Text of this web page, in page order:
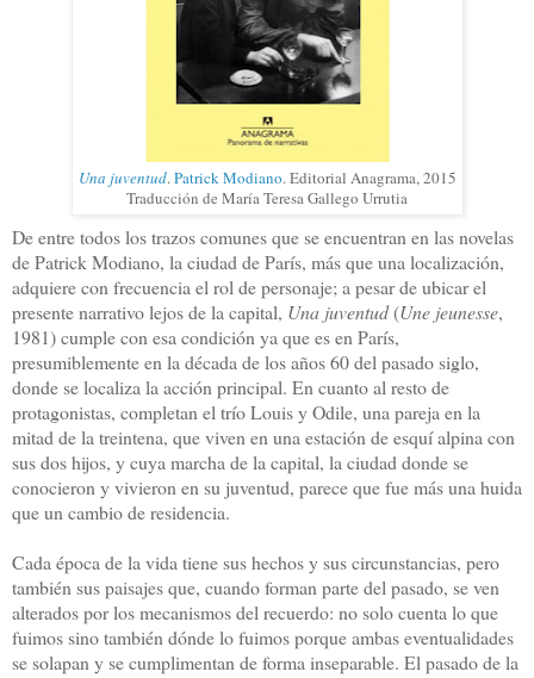
Una juventud.Patrick Modiano. Editorial Anagrama, 2015
Traducción de María Teresa Gallego Urrutia
De entre todos los trazos comunes que se encuentran en las novelas
de Patrick Modiano, la ciudad de París, más que una localización,
adquiere con frecuencia el rol de personaje; a pesar de ubicar el
presente narrativo lejos de la capital, Una juventud(Une jeunesse,
1981) cumple con esa condición ya que es en París,
presumiblemente en la década de los años 60 del pasado siglo,
donde se localiza la acción principal. En cuanto al resto de
protagonistas, completan el trío Louis y Odile, una pareja en la
mitad de la treintena, que viven en una estación de esquí alpina con
sus dos hijos, y cuya marcha de la capital, la ciudad donde se
conocieron y vivieron en su juventud, parece que fue más una huida
que un cambio de residencia.
Cada época de la vida tiene sus hechos y sus circunstancias, pero
también sus paisajes que, cuando forman parte del pasado, se ven
alterados por los mecanismos del recuerdo: no solo cuenta lo que
fuimos sino también dónde lo fuimos porque ambas eventualidades
se solapan y se cumplimentan de forma inseparable. El pasado de la